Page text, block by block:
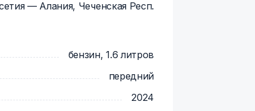
— Алания, Чеченская Респ.
бензин, 1.6 литров
передний
2024